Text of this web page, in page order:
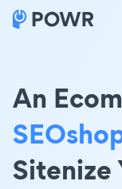
An
Sitenize